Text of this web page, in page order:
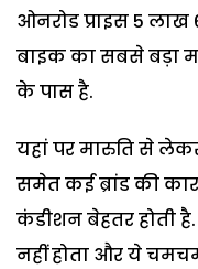
ओनरोड प्राइस 5
बाइक का सबसे बड़ा
के पास है.
यहां पर मारुति से
समेत कई ब्रांड की
कंडीशन बेहतर होती
नहीं होता और ये